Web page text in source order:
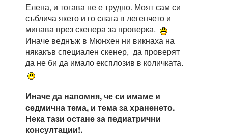
Елена, и тогава не е трудно. Моят сам си
съблича якето и го слага в легенчето и
минава през скенера за проверка.
Иначе веднъж в Мюнхен ни викнаха на
някакъв специален скенер, да проверят
да не би да имало експлозив в количката.
Иначе да напомня, че си имаме и
седмична тема, и тема за храненето.
Нека тази остане за педиатрични
консултации!.